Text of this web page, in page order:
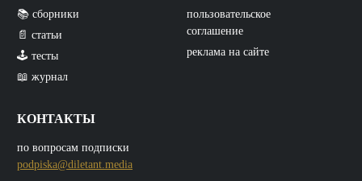
📚 сборники
📄 статьи
🕹️ тесты
📖 журнал
КОНТАКТЫ
по вопросам подписки
podpiska@diletant.media
пользовательское
соглашение
реклама на сайте